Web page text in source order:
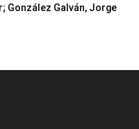
; González Galván, Jorge